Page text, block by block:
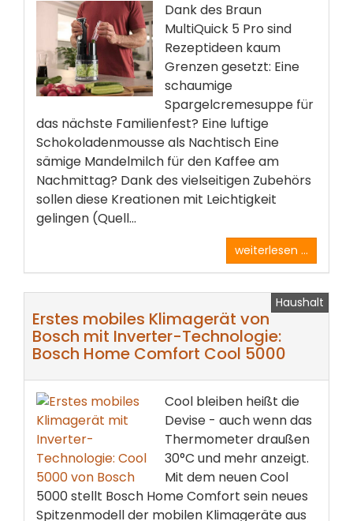
Dank des Braun
MultiQuick 5 Pro sind
Rezeptideen kaum
Grenzen gesetzt: Eine
schaumige
Spargelcremesuppe für
das nächste Familienfest? Eine luftige
Schokoladenmousse als Nachtisch Eine
sämige Mandelmilch für den Kaffee am
Nachmittag? Dank des vielseitigen Zubehörs
sollen diese Kreationen mit Leichtigkeit
gelingen (Quell...
weiterlesen ...
Haushalt
Erstes mobiles Klimagerät von
Bosch mit Inverter-Technologie:
Bosch Home Comfort Cool 5000
Cool bleiben heißt die
Devise - auch wenn das
Thermometer draußen
30°C und mehr anzeigt.
Mit dem neuen Cool
5000 stellt Bosch Home Comfort sein neues
Spitzenmodell der mobilen Klimageräte aus